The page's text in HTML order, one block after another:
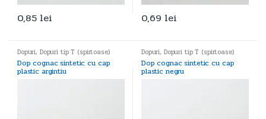
0,85 lei 0,69 lei
Dopuri, Dopuri tip T (spirtoase)
Dop cognac sintetic cu cap
plastic argintiu
Dopuri, Dopuri tip T (spirtoase)
Dop cognac sintetic cu cap
plastic negru